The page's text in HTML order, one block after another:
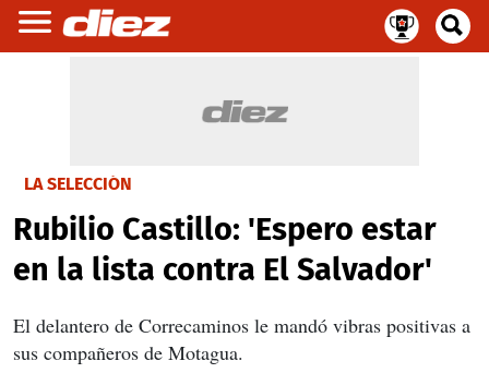
LA SELECCIÓN
Rubilio Castillo: 'Espero estar
en la lista contra El Salvador'
El delantero de Correcaminos le mandó vibras positivas a
sus compañeros de Motagua.